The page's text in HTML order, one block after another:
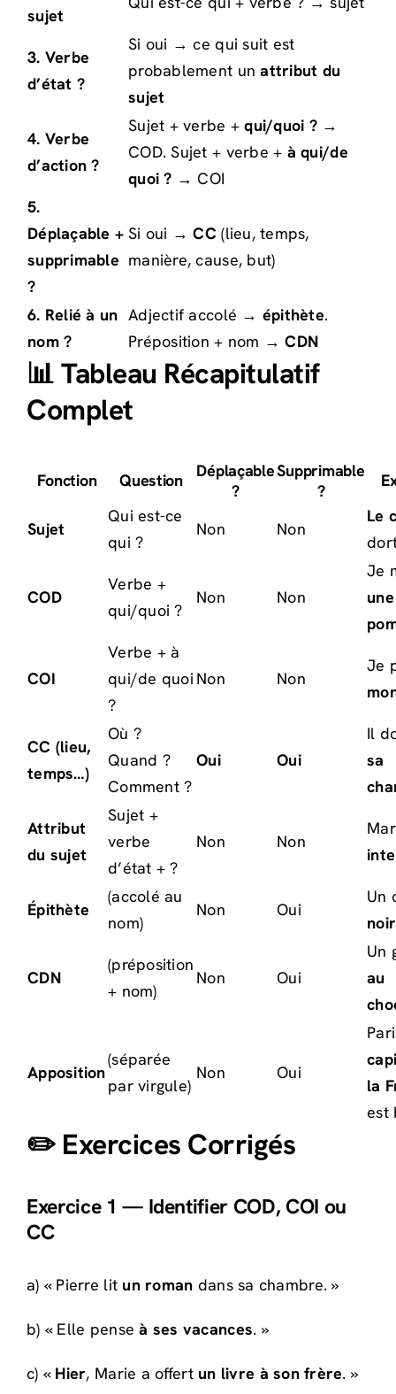
sujet
3. Verbe
d’état ?
Si oui → ce qui suit est
probablement unattribut du
sujet
4. Verbe
d’action ?
Sujet + verbe +qui/quoi ? →
COD. Sujet + verbe + à qui/de
quoi ? → COI
5.
Déplaçable +
supprimable
?
Si oui →CC (lieu, temps,
manière, cause, but)
6. Relié à un
nom ?
Adjectif accolé → épithète.
Préposition + nom →CDN
📊 Tableau Récapitulatif
Complet
Fonction Question
Déplaçable
?
Supprimable
?
Sujet
Qui est-ce
qui ?
Non Non
Le
COD
Verbe +
qui/quoi ?
Non Non
Je
une
COI
Verbe + à
qui/de quoi
?
Non Non
Je
CC (lieu,
temps…)
Où ?
Quand ?
Comment ?
Oui Oui
Il
sa
Attribut
du sujet
Sujet +
verbe
d’état + ?
Non Non
Épithète
(accolé au
nom)
Non Oui
Un
noir
CDN
(préposition
+ nom)
Non Oui
Un
au
Apposition
(séparée
par virgule)
Non Oui
la
est
✏️ Exercices Corrigés
Exercice 1 — Identifier COD, COI ou
CC
a) « Pierre lit un roman dans sa chambre. »
b) « Elle penseà ses vacances. »
c) « Hier, Marie a offert un livre à son frère. »